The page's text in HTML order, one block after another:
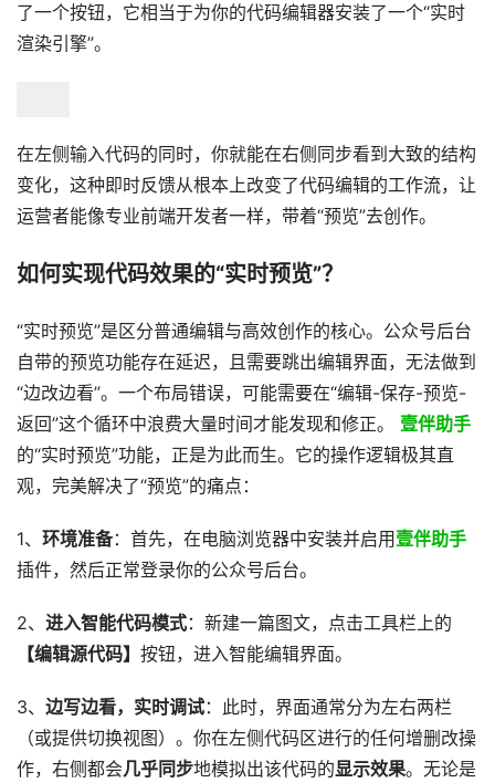
了一个按钮，它相当于为你的代码编辑器安装了一个“实时
渲染引擎”。
在左侧输入代码的同时，你就能在右侧同步看到大致的结构
变化，这种即时反馈从根本上改变了代码编辑的工作流，让
运营者能像专业前端开发者一样，带着“预览”去创作。
如何实现代码效果的“实时预览”？
“实时预览”是区分普通编辑与高效创作的核心。公众号后台
自带的预览功能存在延迟，且需要跳出编辑界面，无法做到
“边改边看”。一个布局错误，可能需要在“编辑-保存-预览-
返回”这个循环中浪费大量时间才能发现和修正。 壹伴助手
的“实时预览”功能，正是为此而生。它的操作逻辑极其直
观，完美解决了“预览”的痛点：
1、 环境准备：首先，在电脑浏览器中安装并启用 壹伴助手
插件，然后正常登录你的公众号后台。
2、 进入智能代码模式：新建一篇图文，点击工具栏上的
【编辑源代码】 按钮，进入智能编辑界面。
3、 边写边看，实时调试：此时，界面通常分为左右两栏
（或提供切换视图）。你在左侧代码区进行的任何增删改操
作，右侧都会几乎同步地模拟出该代码的显示效果。无论是